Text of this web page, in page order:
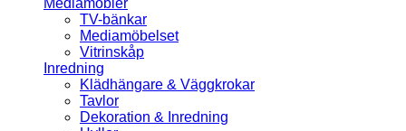
Mediamöbler
TV-bänkar
Mediamöbelset
Vitrinskåp
Inredning
Klädhängare & Väggkrokar
Tavlor
Dekoration & Inredning